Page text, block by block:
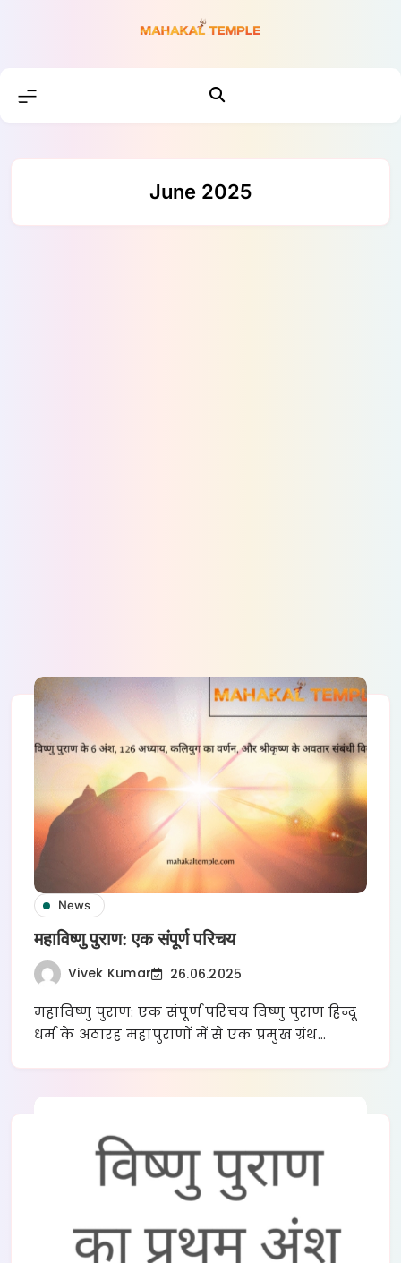
June 2025
News
महाविष्णु पुराण: एक संपूर्ण परिचय
Vivek Kumar 26.06.2025
महाविष्णु पुराण: एक संपूर्ण परिचय विष्णु पुराण हिन्दू
धर्म के अठारह महापुराणों में से एक प्रमुख ग्रंथ…